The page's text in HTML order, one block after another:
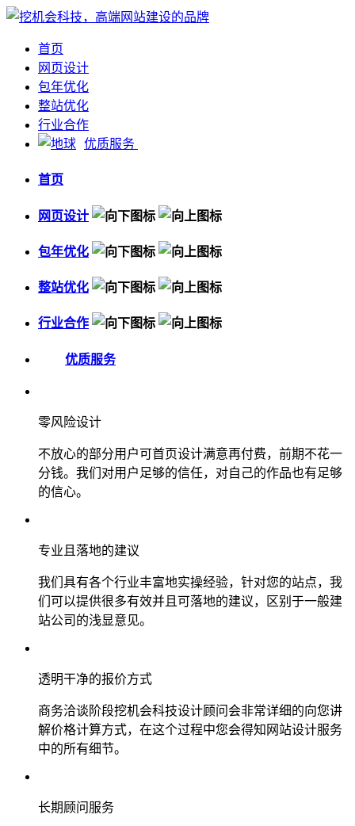
首页
网页设计
包年优化
整站优化
行业合作
优质服务
首页
网页设计
包年优化
整站优化
行业合作
优质服务
零风险设计
不放心的部分用户可首页设计满意再付费，前期不花一
分钱。我们对用户足够的信任，对自己的作品也有足够
的信心。
专业且落地的建议
我们具有各个行业丰富地实操经验，针对您的站点，我
们可以提供很多有效并且可落地的建议，区别于一般建
站公司的浅显意见。
透明干净的报价方式
商务洽谈阶段挖机会科技设计顾问会非常详细的向您讲
解价格计算方式，在这个过程中您会得知网站设计服务
中的所有细节。
长期顾问服务